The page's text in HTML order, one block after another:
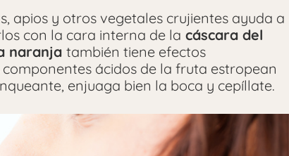
apios y otros vegetales crujientes ayuda a
con la cara interna de la cáscara del
naranja también tiene efectos
componentes ácidos de la fruta estropean
enjuaga bien la boca y cepíllate.